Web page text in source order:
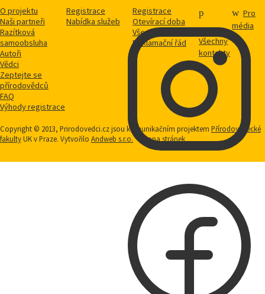
O projektu
Naši partneři
Razítková
samoobsluha
Autoři
Vědci
Zeptejte se
přírodovědců
FAQ
Výhody registrace
Registrace
Nabídka služeb
Registrace
Otevírací doba
Vše o nákupu
Reklamační řád
Všechny
kontakty
Pro
média
Copyright © 2013, Prirodovedci.cz jsou komunikačním projektem Přírodovědecké
fakultyUK v Praze. Vytvořilo Andweb s.r.o. Mapa stránek